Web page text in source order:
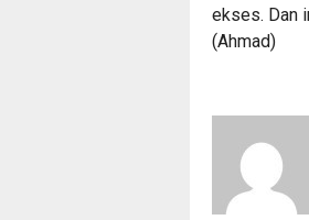
ekses. Dan
(Ahmad)